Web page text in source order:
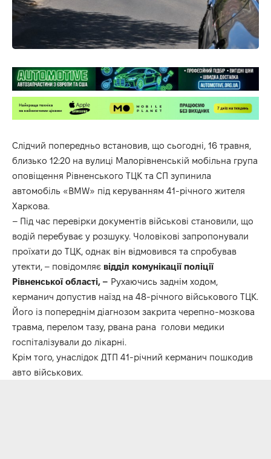
Слідчий попередньо встановив, що сьогодні, 16 травня,
близько 12:20 на вулиці Малорівненській мобільна група
оповіщення Рівненського ТЦК та СП зупинила
автомобіль «BMW» під керуванням 41-річного жителя
Харкова.
– Під час перевірки документів військові становили, що
водій перебуває у розшуку. Чоловікові запропонували
проїхати до ТЦК, однак він відмовився та спробував
утекти, – повідомляє відділ комунікації поліції
Рівненської області, – Рухаючись заднім ходом,
керманич допустив наїзд на 48-річного військового ТЦК.
Його із попереднім діагнозом закрита черепно-мозкова
травма, перелом тазу, рвана рана голови медики
госпіталізували до лікарні.
Крім того, унаслідок ДТП 41-річний керманич пошкодив
авто військових.